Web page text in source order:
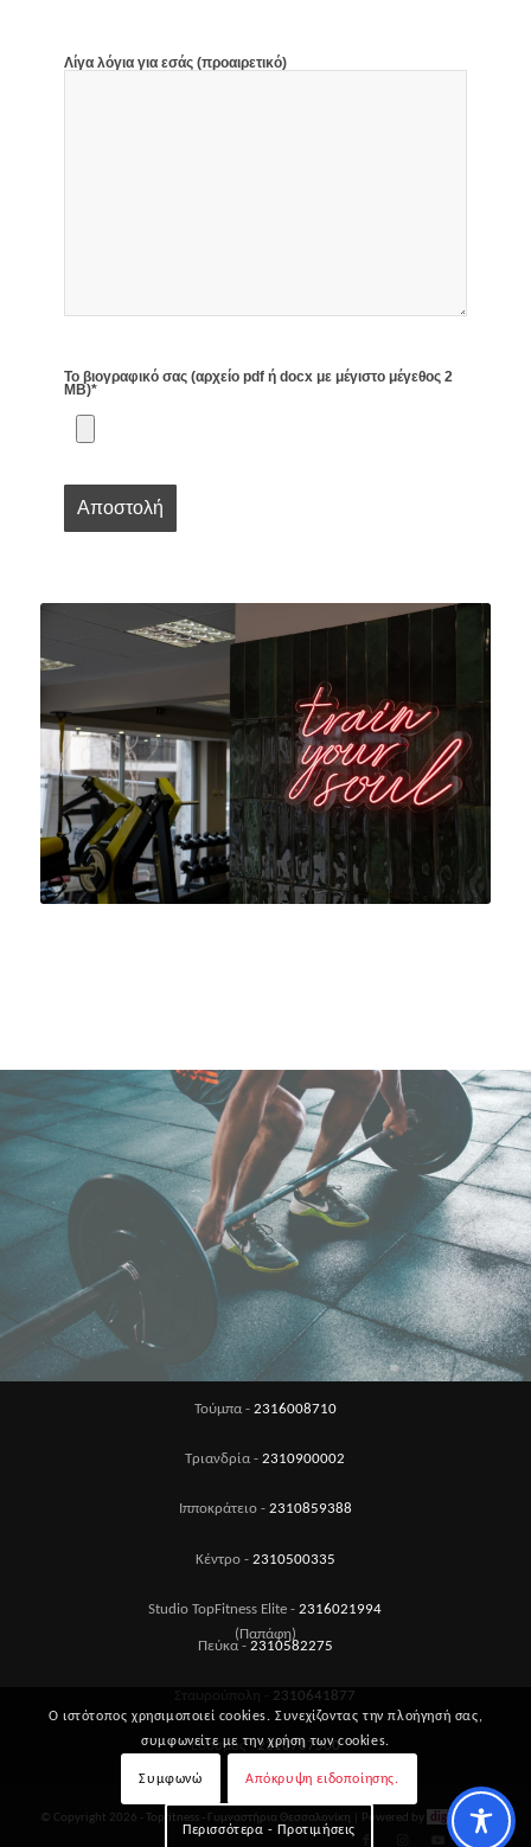
Λίγα λόγια για εσάς (προαιρετικό)
Το βιογραφικό σας (αρχείο pdf ή docx με μέγιστο μέγεθος 2
MB)*
Τούμπα - 2316008710
Τριανδρία - 2310900002
Ιπποκράτειο - 2310859388
Κέντρο - 2310500335
Studio TopFitness Elite - 2316021994
(Παπάφη)
Πεύκα -2310582275
2310641877
Εύοσμος -2310707500
© Copyright 2026 - Topfitness - Γυμναστήρια Θεσσαλονίκη | Powered by digital4u
Ο ιστότοπος χρησιμοποιεί cookies. Συνεχίζοντας την πλοήγησή σας,
συμφωνείτε με την χρήση των cookies.
Συμφωνώ Απόκρυψη ειδοποίησης.
Περισσότερα - Προτιμήσεις